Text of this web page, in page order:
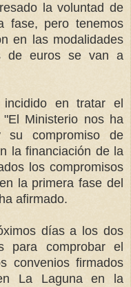
la voluntad de
fase, pero tenemos
en las modalidades
de euros se van a
en tratar el
Ministerio nos ha
su compromiso de
la financiación de la
los compromisos
la primera fase del
afirmado.
días a los dos
para comprobar el
convenios firmados
La Laguna en la